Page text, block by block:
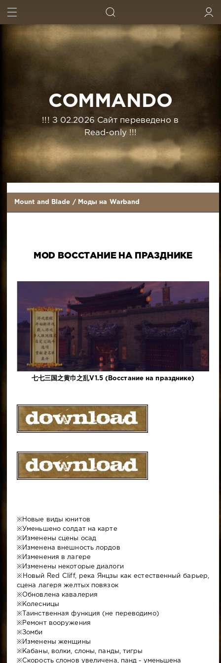
COMMANDO
!!! З 02.2026 Сайт переведено в
Read-only !!!
Mount and Blade / Моды на Warband
MOD ВОССТАНИЕ НА ПРАЗДНИКЕ
七七三国之黄巾之乱V1.5 (Восстание на празднике)
※Новые виды юнитов
※Уменьшено солдат на карте
※Изменены сцены осад
※Изменена внешность лордов
※Изменения в лагере
※Изменены некоторые диалоги
※Новый Red Cliff, река Янцзы как естественный барьер,
сцена лагеря желтых повязок
※Обновлена кавалерия
※Колесницы
※Таинственная функция (не переводимо)
※Ремонт вооружения
※Зомби
※Изменены женщины
※Кабаны, волки, слоны, панды, тигры
※Скорость слонов увеличена, панд - уменьшена